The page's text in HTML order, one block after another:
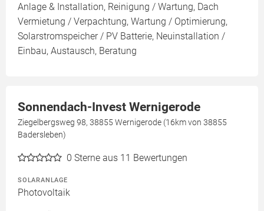
Anlage & Installation, Reinigung / Wartung, Dach
Vermietung / Verpachtung, Wartung / Optimierung,
Solarstromspeicher / PV Batterie, Neuinstallation /
Einbau, Austausch, Beratung
Sonnendach-Invest Wernigerode
Ziegelbergsweg 98, 38855 Wernigerode (16km von 38855
Badersleben)
0 Sterne aus 11 Bewertungen
SOLARANLAGE
Photovoltaik